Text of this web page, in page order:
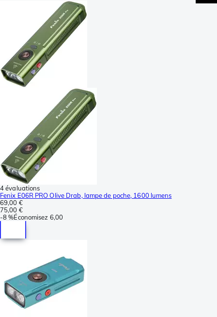
4 évaluations
Fenix E06R PRO Olive Drab, lampe de poche, 1600 lumens
69,00 €
75,00 €
-8 %Économisez 6,00